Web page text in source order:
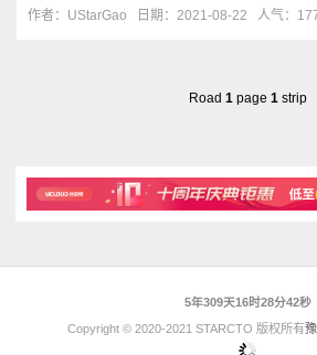
作者：UStarGao 日期：2021-08-22 人气：
Road 1page 1strip
5年309天16时28分42秒
Copyright © 2020-2021 STARCTO 版权所有